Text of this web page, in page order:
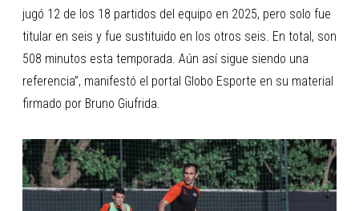
jugó 12 de los 18 partidos del equipo en 2025, pero solo fue
titular en seis y fue sustituido en los otros seis. En total, son
508 minutos esta temporada. Aún así sigue siendo una
referencia”, manifestó el portal Globo Esporte en su material
firmado por Bruno Giufrida.